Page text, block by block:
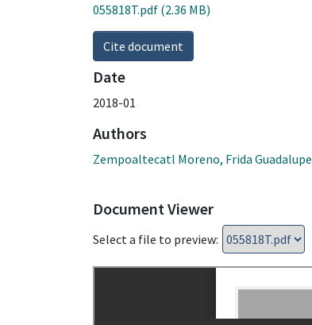
055818T.pdf (2.36 MB)
Cite document
Date
2018-01
Authors
Zempoaltecatl Moreno, Frida Guadalupe
Document Viewer
Select a file to preview: